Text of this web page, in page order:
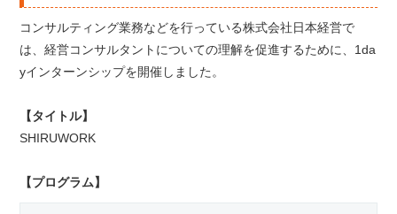
コンサルティング業務などを行っている株式会社日本経営で
は、経営コンサルタントについての理解を促進するために、1da
yインターンシップを開催しました。
【タイトル】
SHIRUWORK
【プログラム】